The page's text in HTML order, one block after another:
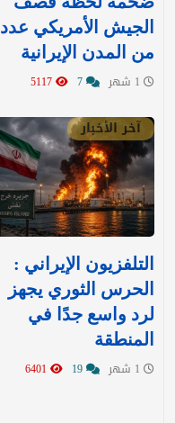
الجيش الأمريكي عدد
من المدن الإيرانية
آخر الأخبار
التلفزيون الإيراني :
الحرس الثوري يجهز
لرد واسع جدًا في
المنطقة